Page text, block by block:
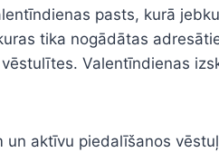
pasts, kurā
tika nogādātas
Valentīndienas
aktīvu piedalīšanos